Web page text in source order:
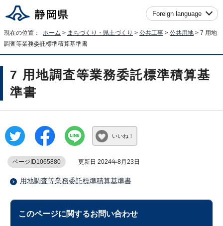
Foreign language
現在の位置： ホーム > まちづくり・県土づくり > 公共工事 > 公共用地 > 7 用地
調査等業務委託標準積算基準書
7 用地調査等業務委託標準積算基
準書
いいね！
ページID1065880 更新日 2024年8月23日
用地調査等業務委託標準積算基準書
このページに関するお問い合わせ